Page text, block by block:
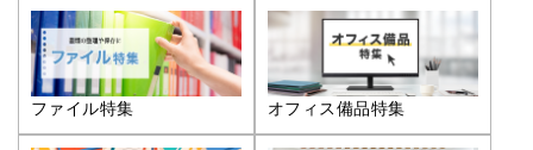
ファイル特集 オフィス備品特集